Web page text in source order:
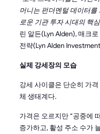
머니는 펀더멘털 데이터
로운 기관 투자 시대의 핵
린 알든(Lyn Alden), 매크
전략(Lyn Alden
실제 강세장의 모습
강세 사이클은 단순히 가
체 생태계다.
가격은 오르지만 “공중에
증가하고, 활성 주소 수가